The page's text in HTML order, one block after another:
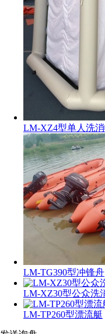
LM-XZ4型单人洗
LM-TG390型冲锋舟
LM-XZ30型公众洗
LM-TP260型漂流艇